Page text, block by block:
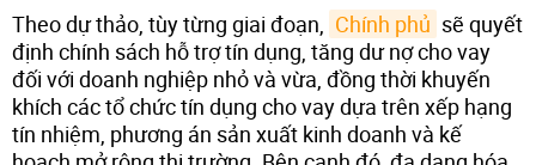
Theo dự thảo, tùy từng giai đoạn,
Chính phủ sẽ quyết
định chính sách hỗ trợ tín dụng, tăng dư nợ cho vay
đối với doanh nghiệp nhỏ và vừa, đồng thời khuyến
khích các tổ chức tín dụng cho vay dựa trên xếp hạng
tín nhiệm, phương án sản xuất kinh doanh và kế